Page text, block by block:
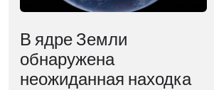
В ядре Земли
обнаружена
неожиданная находка